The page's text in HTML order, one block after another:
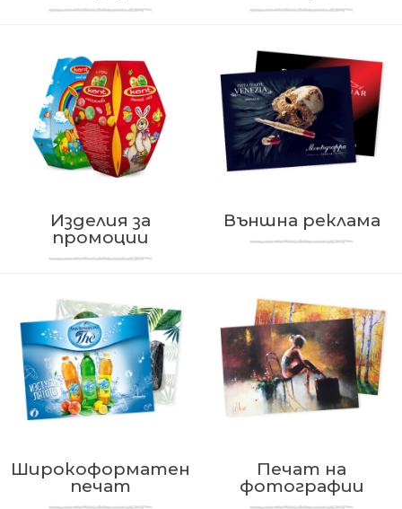
Изделия за
промоции
Външна реклама
Широкоформатен
печат
Печат на
фотографии